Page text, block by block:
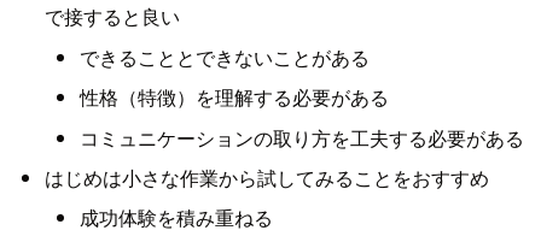
で接すると良い
できることとできないことがある
性格（特徴）を理解する必要がある
コミュニケーションの取り方を工夫する必要がある
はじめは小さな作業から試してみることをおすすめ
成功体験を積み重ねる